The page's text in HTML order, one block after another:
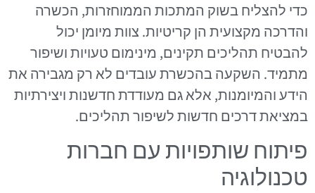
כדי להצליח בשוק המתכות הממוחזרות, הכשרה
והדרכה מקצועית הן קריטיות. צוות מיומן יכול
להבטיח תהליכים תקינים, מינימום טעויות ושיפור
מתמיד. השקעה בהכשרת עובדים לא רק מגבירה את
הידע והמיומנות, אלא גם מעודדת חדשנות ויצירתיות
במציאת דרכים חדשות לשיפור תהליכים.
פיתוח שותפויות עם חברות
טכנולוגיה